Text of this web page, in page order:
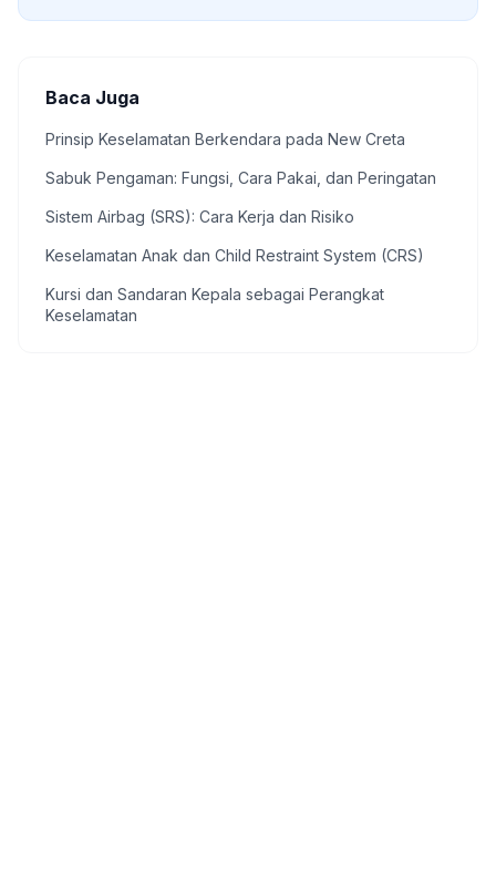
Baca Juga
Prinsip Keselamatan Berkendara pada New Creta
Sabuk Pengaman: Fungsi, Cara Pakai, dan Peringatan
Sistem Airbag (SRS): Cara Kerja dan Risiko
Keselamatan Anak dan Child Restraint System (CRS)
Kursi dan Sandaran Kepala sebagai Perangkat
Keselamatan